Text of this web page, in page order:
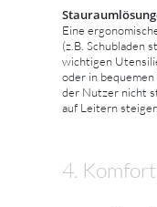
Eine
(z.B. Schubladen
wichtigen
oder in
der Nutzer nicht
auf Leitern
4.